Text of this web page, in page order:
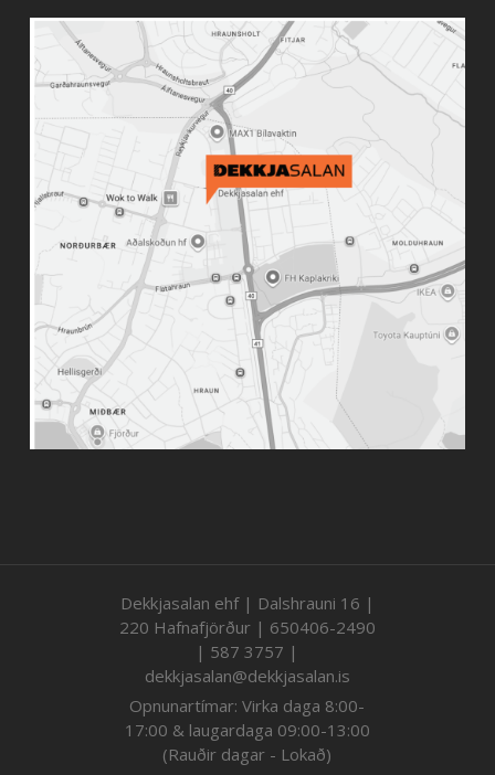
Dekkjasalan ehf | Dalshrauni 16 |
220 Hafnafjörður | 650406-2490
| 587 3757 |
dekkjasalan@dekkjasalan.is
Opnunartímar: Virka daga 8:00-
17:00 & laugardaga 09:00-13:00
(Rauðir dagar - Lokað)